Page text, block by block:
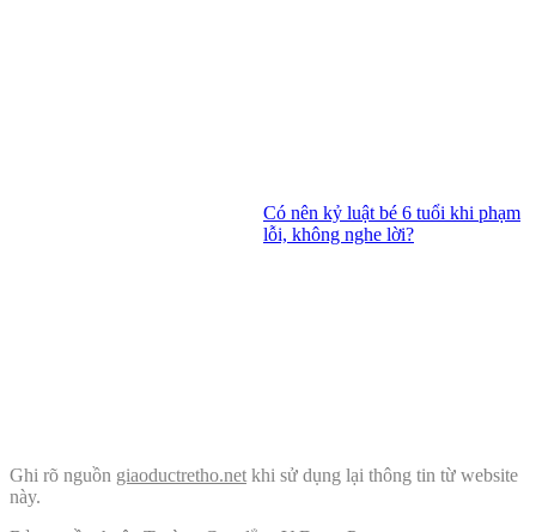
Có nên kỷ luật bé 6 tuổi khi phạm
lỗi, không nghe lời?
Ghi rõ nguồn giaoductretho.net khi sử dụng lại thông tin từ website
này.